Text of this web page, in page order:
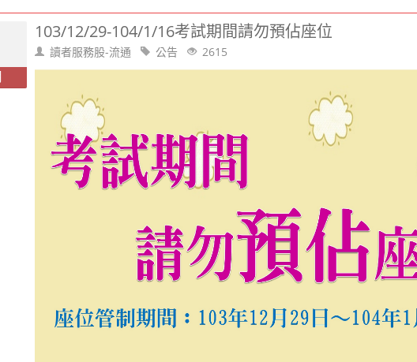
103/12/29-104/1/16考試期間請勿預佔座位
讀者服務股-流通 公告 2615